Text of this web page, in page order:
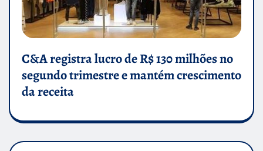
C&A registra lucro de R$ 130 milhões no
segundo trimestre e mantém crescimento
da receita